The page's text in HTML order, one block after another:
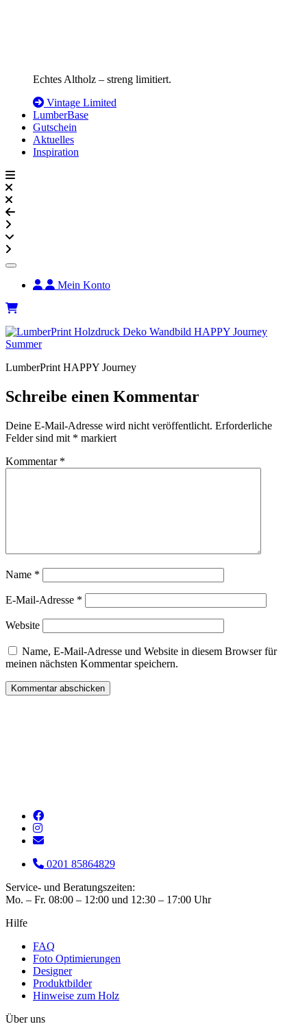
Echtes Altholz – streng limitiert.
Vintage Limited
LumberBase
Gutschein
Aktuelles
Inspiration
Mein Konto
LumberPrint HAPPY Journey
Schreibe einen Kommentar
Deine E-Mail-Adresse wird nicht veröffentlicht. Erforderliche
Felder sind mit * markiert
Kommentar *
Name *
E-Mail-Adresse *
Website
Name, E-Mail-Adresse und Website in diesem Browser für
meinen nächsten Kommentar speichern.
0201 85864829
Service- und Beratungszeiten:
Mo. – Fr. 08:00 – 12:00 und 12:30 – 17:00 Uhr
Hilfe
FAQ
Foto Optimierungen
Designer
Produktbilder
Hinweise zum Holz
Über uns